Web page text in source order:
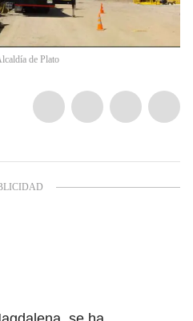
de Plato